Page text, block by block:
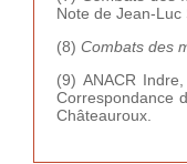
Note de Jean-Luc
(8) Combats des
(9) ANACR Indre,
Correspondance
Châteauroux.